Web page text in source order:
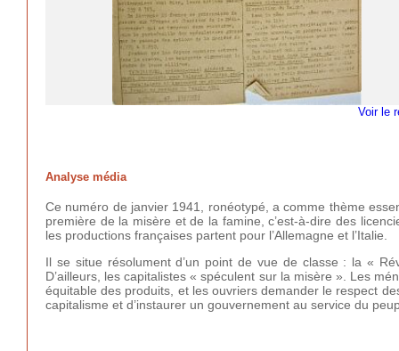
Voir le
Analyse média
Ce numéro de janvier 1941, ronéotypé, a comme thème
première de la misère et de la famine, c’est-à-dire des
les productions françaises partent pour l’Allemagne et l’Italie.
Il se situe résolument d’un point de vue de classe : la «
D’ailleurs, les capitalistes « spéculent sur la misère ». Les
équitable des produits, et les ouvriers demander le respect
capitalisme et d’instaurer un gouvernement au service du